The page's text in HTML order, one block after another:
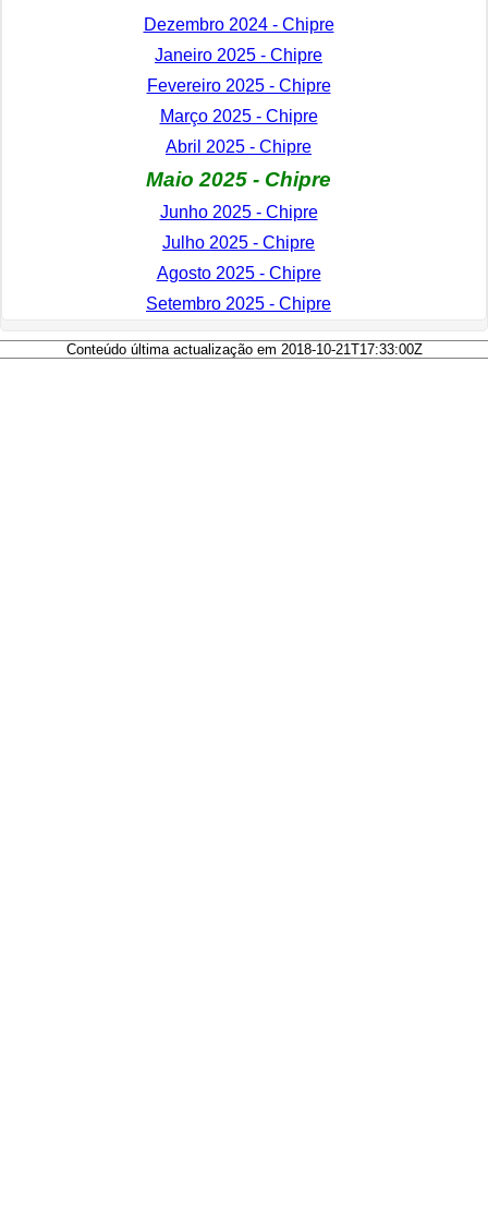
Dezembro 2024 - Chipre
Janeiro 2025 - Chipre
Fevereiro 2025 - Chipre
Março 2025 - Chipre
Abril 2025 - Chipre
Maio 2025 - Chipre
Junho 2025 - Chipre
Julho 2025 - Chipre
Agosto 2025 - Chipre
Setembro 2025 - Chipre
Conteúdo última actualização em 2018-10-21T17:33:00Z